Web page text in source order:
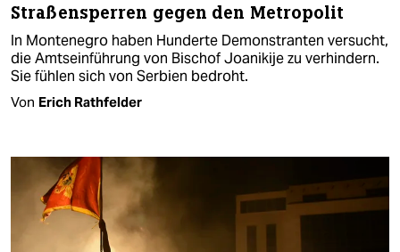
Straßensperren gegen den Metropolit
In Montenegro haben Hunderte Demonstranten versucht,
die Amtseinführung von Bischof Joanikije zu verhindern.
Sie fühlen sich von Serbien bedroht.
Von Erich Rathfelder